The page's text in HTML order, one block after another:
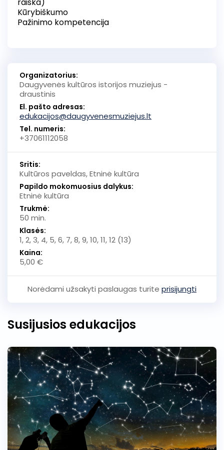
raiška)
Kūrybiškumo
Pažinimo kompetencija
Organizatorius:
Daugyvenės kultūros istorijos muziejus -
draustinis
El. pašto adresas:
edukacijos@daugyvenesmuziejus.lt
Tel. numeris:
+37061112058
Sritis:
Kultūros paveldas, Etninė kultūra
Papildo mokomuosius dalykus:
Etninė kultūra
Trukmė:
50 min.
Klasės:
1, 2, 3, 4, 5, 6, 7, 8, 9, 10, 11, 12 (13)
Kaina:
5,00 €
Norėdami užsakyti paslaugas turite prisijungti
Susijusios edukacijos